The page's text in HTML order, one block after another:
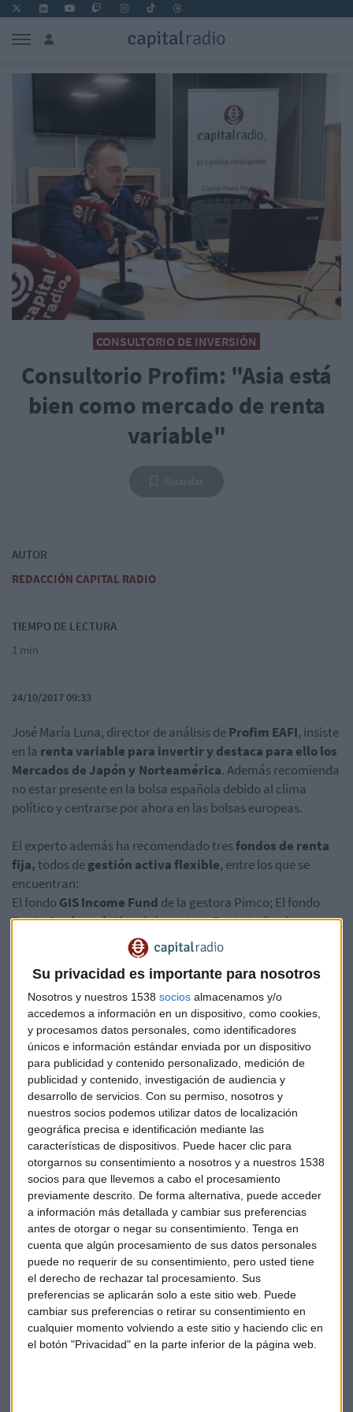
Su privacidad es importante para nosotros
Nosotros y nuestros 1538 socios almacenamos y/o
accedemos a información en un dispositivo, como cookies,
y procesamos datos personales, como identificadores
únicos e información estándar enviada por un dispositivo
para publicidad y contenido personalizado, medición de
publicidad y contenido, investigación de audiencia y
desarrollo de servicios. Con su permiso, nosotros y
nuestros socios podemos utilizar datos de localización
geográfica precisa e identificación mediante las
características de dispositivos. Puede hacer clic para
otorgarnos su consentimiento a nosotros y a nuestros 1538
socios para que llevemos a cabo el procesamiento
previamente descrito. De forma alternativa, puede acceder
a información más detallada y cambiar sus preferencias
antes de otorgar o negar su consentimiento. Tenga en
cuenta que algún procesamiento de sus datos personales
puede no requerir de su consentimiento, pero usted tiene
el derecho de rechazar tal procesamiento. Sus
preferencias se aplicarán solo a este sitio web. Puede
cambiar sus preferencias o retirar su consentimiento en
cualquier momento volviendo a este sitio y haciendo clic en
el botón "Privacidad" en la parte inferior de la página web.
CONSULTORIO DE INVERSIÓN
Consultorio Profim: "Asia está
bien como mercado de renta
variable"
AUTOR
REDACCIÓN CAPITAL RADIO
TIEMPO DE LECTURA
1 min
24/10/2017 09:33
José María Luna, director de análisis deProfim EAFI, insiste
en la renta variable para invertir y destaca para ello los
Mercados de Japón y Norteamérica. Además recomienda
no estar presente en la bolsa española debido al clima
político y centrarse por ahora en las bolsas europeas.
El experto además ha recomendado tresfondos de renta
fija,todos degestión activaflexible, entre los que se
encuentran:
El fondo GIS Income Fund de la gestora Pimco; El fondo
Renta4 valor relativode la gestora Renta4 y fondo
de la gestora Fidelity international.
Escuche el consultorio completo en el siguiente enlace
Economía Fondos Profim Consultorio
Gestoras